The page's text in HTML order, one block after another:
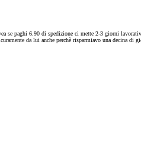
se paghi 6.90 di spedizione ci mette 2-3 giorni
da lui anche perchè risparmiavo una decina di